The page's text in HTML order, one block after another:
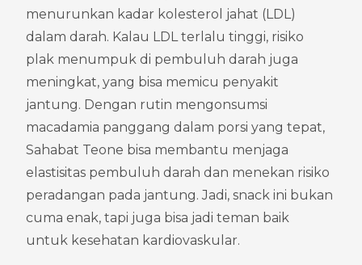
menurunkan kadar kolesterol jahat (LDL)
dalam darah. Kalau LDL terlalu tinggi, risiko
plak menumpuk di pembuluh darah juga
meningkat, yang bisa memicu penyakit
jantung. Dengan rutin mengonsumsi
macadamia panggang dalam porsi yang tepat,
Sahabat Teone bisa membantu menjaga
elastisitas pembuluh darah dan menekan risiko
peradangan pada jantung. Jadi, snack ini bukan
cuma enak, tapi juga bisa jadi teman baik
untuk kesehatan kardiovaskular.